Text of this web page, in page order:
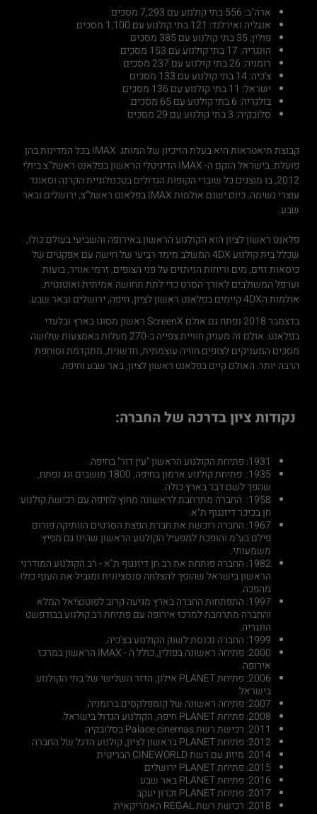
ארה"ב: 556 בתי קולנוע עם 7,293 מסכים
אנגליה ואירלנד: 121 בתי קולנוע עם 1,100 מסכים
פולין: 35 בתי קולנוע עם 385 מסכים
הונגריה: 17 בתי קולנוע עם 153 מסכים
רומניה: 26 בתי קולנוע עם 237 מסכים
צ'כיה: 14 בתי קולנוע עם 133 מסכים
ישראל: 11 בתי קולנוע עם 136 מסכים
בולגריה: 6 בתי קולנוע עם 65 מסכים
סלובקיה: 3 בתי קולנוע עם 29 מסכים
קבוצת תיאטראות היא בעלת הזיכיון של המותג IMAX בכל המדינות בהן
פועלת. בישראל הוקם ה- IMAX הדיגיטלי הראשון בפלאנט ראשל"צ ביולי
2012, בו מוצגים כל שוברי הקופות הגדולים בטכנולוגיית הקרנה וסאונד
עוצרי נשימה. כיום ישנם אולמות IMAX בפלאנט ראשל"צ, ירושלים ובאר
שבע.
פלאנט ראשון לציון הוא הקולנוע הראשון באירופה והשביעי בעולם כולו,
שכלל בית קולנוע 4DX המשלב מימד רביעי של חישה עם אפקטים של
כיסאות זזים, מים וריחות הניתזים על פני הצופים, זרמי אוויר, בועות
וערפל המשולבים לאורך הסרט כדי לתת תחושה אמיתית ואוטנטית.
אולמות ה4DX קיימים בפלאנט ראשון לציון, חיפה, ירושלים ובאר שבע.
בדצמבר 2018 נפתח גם אולם ScreenX ראשון מסוגו בארץ ובלעדי
בפלאנט. אולם זה מעניק חוויית צפייה ב-270 מעלות באמצעות שלושה
מסכים המעניקים לצופים חוויה עוצמתית, חדשנית, מתקדמת וסוחפת
הרבה יותר. האולם קיים בפלאנט ראשון לציון, באר שבע וחיפה.
נקודות ציון בדרכה של החברה:
1931: פתיחת הקולנוע הראשון "עין דור" בחיפה.
1935: פתיחת קולנוע ארמון בחיפה, 1800 מושבים וגג נפתח,
שהפך לשם דבר בארץ כולה.
1958: החברה מתרחבת לראשונה מחוץ לחיפה עם רכישת קולנוע
חן בכיכר דיזנגוף ת"א.
1967: החברה רוכשת את חברת הפצת הסרטים הוותיקה פורום
פילם בע"מ והופכת למפעיל הקולנוע הראשון שהינו גם מפיץ
משמעותי.
1982: החברה פותחת את רב חן דיזנגוף ת"א - רב הקולנוע המודרני
הראשון בישראל שהופך להצלחה סנסציונית ומוביל את הענף כולו
מהפכה.
1997: התפתחות החברה בארץ מגיעה קרוב לפוטנציאל המלא
והחברה מתרחבת למרכז אירופה עם פתיחת רב קולנוע בבודפשט
הונגריה.
1999: החברה נכנסת לשוק הקולנוע בצ'כיה.
2000: פתיחה ראשונה בפולין, כולל ה - IMAX הראשון במרכז
אירופה.
2006: פתיחת PLANET אילון, הדור השלישי של בתי הקולנוע
בישראל.
2007: פתיחה ראשונה של קומפלקסים ברומניה.
2008: פתיחת PLANET חיפה, הקולנוע הגדול בישראל.
2011: רכישת רשת Palace cinemas בסלובקיה
2012: פתיחת PLANET בראשון לציון, קולנוע הדגל של החברה
2014: מיזוג עם רשת CINEWORLD הבריטית
2015: פתיחת PLANET ירושלים
2016: פתיחת PLANET באר שבע
2017: פתיחת PLANET זכרון יעקב
2018: רכישת רשת REGAL האמריקאית